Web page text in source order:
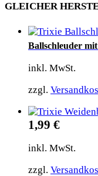
GLEICHER
Ballschleuder
inkl. MwSt.
zzgl.
1,99 €
inkl. MwSt.
zzgl.